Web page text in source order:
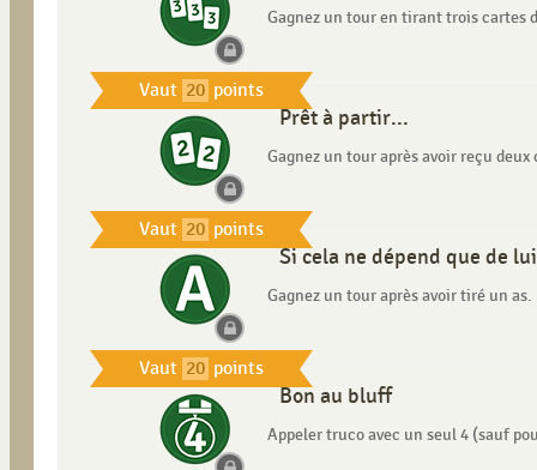
Vaut 20 points
Gagnez un tour en tirant trois cartes
Vaut 20 points
Prêt à partir...
Gagnez un tour après avoir reçu
Vaut 20 points
Si cela ne dépend que de
Gagnez un tour après avoir tiré un as.
Bon au bluff
Appeler truco avec un seul 4 (sauf